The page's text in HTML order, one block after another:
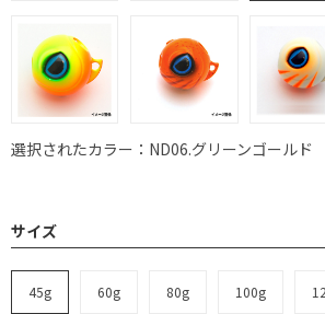
選択されたカラー：ND06.グリーンゴールド
サイズ
45g 60g 80g 100g